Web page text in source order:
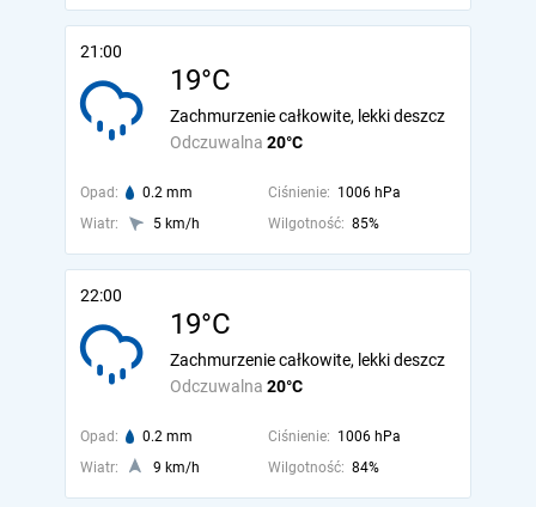
21:00
19°C
Odczuwalna 20°C
Zachmurzenie całkowite, lekki deszcz
Opad: 0.2 mm Ciśnienie: 1006 hPa
Wiatr:
5 km/h Wilgotność: 85%
22:00
19°C
Odczuwalna 20°C
Zachmurzenie całkowite, lekki deszcz
Opad: 0.2 mm Ciśnienie: 1006 hPa
Wiatr:
9 km/h Wilgotność: 84%